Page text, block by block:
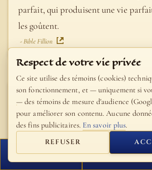
parfait, qui produisent une vie
les goûtent.
- Bible Fillion
Saint
d'Ohrid
Car ce n'est pas seulement la chair
rendre l'homme tout divin, en
FERMER PROCHAIN
Respect de votre vie privée
Ce site utilise des témoins (cookies)
son fonctionnement, et — uniquement si
— des témoins de mesure d'audience
pour améliorer son contenu. Aucune
des fins publicitaires. En savoir plus.
REFUSER